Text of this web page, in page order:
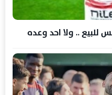
للبيع .. ولا احد وعده